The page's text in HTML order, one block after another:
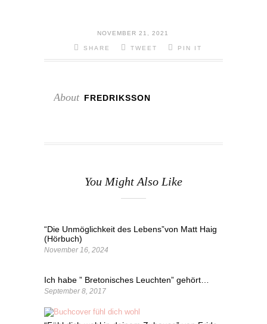
NOVEMBER 21, 2021
SHARE TWEET PIN IT
About FREDRIKSSON
You Might Also Like
“Die Unmöglichkeit des Lebens”von Matt Haig
(Hörbuch)
November 16, 2024
Ich habe ” Bretonisches Leuchten” gehört…
September 8, 2017